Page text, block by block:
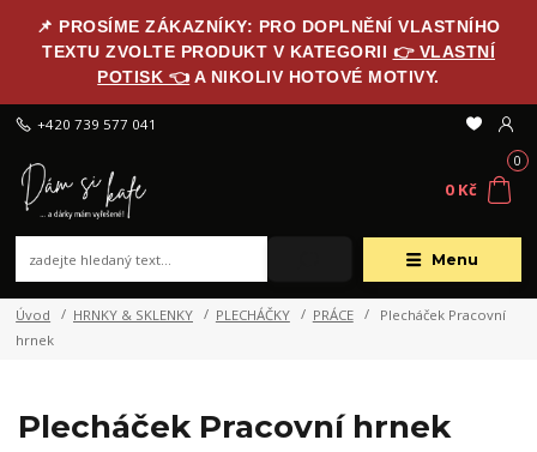
📌 PROSÍME ZÁKAZNÍKY: PRO DOPLNĚNÍ VLASTNÍHO
TEXTU ZVOLTE PRODUKT V KATEGORII 👉 VLASTNÍ
POTISK 👈 A NIKOLIV HOTOVÉ MOTIVY.
Menu
+420 739 577 041
0
0 Kč
Úvod HRNKY & SKLENKY PLECHÁČKY PRÁCE
Plecháček Pracovní
hrnek
Plecháček Pracovní hrnek